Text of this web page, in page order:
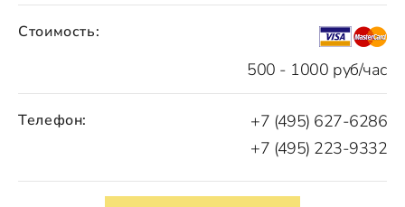
Стоимость:
500 - 1000 руб/час
Телефон:
+7 (495) 627-6286
+7 (495) 223-9332